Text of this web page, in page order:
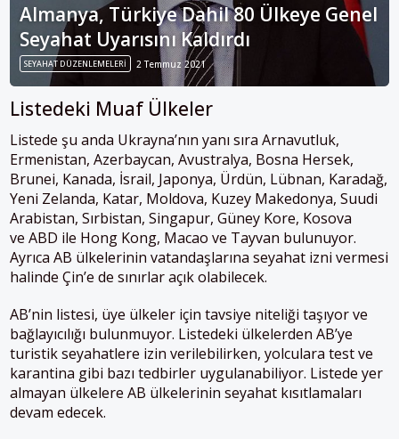
Almanya, Türkiye Dahil 80 Ülkeye Genel
Seyahat Uyarısını Kaldırdı
SEYAHAT DÜZENLEMELERI 2 Temmuz 2021
Listedeki Muaf Ülkeler
Listede şu anda Ukrayna’nın yanı sıra Arnavutluk,
Ermenistan, Azerbaycan, Avustralya, Bosna Hersek,
Brunei, Kanada, İsrail, Japonya, Ürdün, Lübnan, Karadağ,
Yeni Zelanda, Katar, Moldova, Kuzey Makedonya, Suudi
Arabistan, Sırbistan, Singapur, Güney Kore, Kosova
ve ABD ile Hong Kong, Macao ve Tayvan bulunuyor.
Ayrıca AB ülkelerinin vatandaşlarına seyahat izni vermesi
halinde Çin’e de sınırlar açık olabilecek.
AB’nin listesi, üye ülkeler için tavsiye niteliği taşıyor ve
bağlayıcılığı bulunmuyor. Listedeki ülkelerden AB’ye
turistik seyahatlere izin verilebilirken, yolculara test ve
karantina gibi bazı tedbirler uygulanabiliyor. Listede yer
almayan ülkelere AB ülkelerinin seyahat kısıtlamaları
devam edecek.